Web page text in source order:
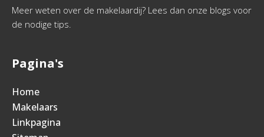
Meer weten over de makelaardij? Lees dan onze blogs voor
de nodige tips.
Pagina's
Home
Makelaars
Linkpagina